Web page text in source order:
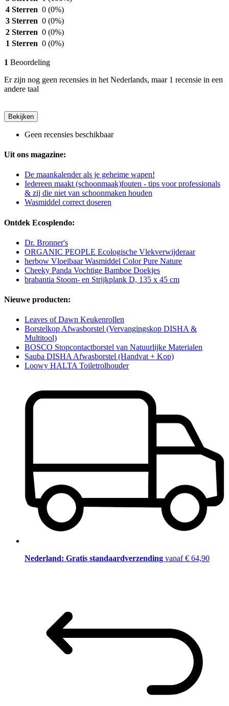
4 Sterren 0 (0%)
3 Sterren 0 (0%)
2 Sterren 0 (0%)
1 Sterren 0 (0%)
1 Beoordeling
Er zijn nog geen recensies in het Nederlands, maar 1 recensie in een
andere taal
Bekijken
Geen recensies beschikbaar
Uit ons magazine:
De maankalender als je geheime wapen!
Iedereen maakt (schoonmaak)fouten - tips voor professionals
& zij die niet van schoonmaken houden
Wasmiddel correct doseren
Ontdek Ecosplendo:
Dr. Bronner's
ORGANIC PEOPLE Ecologische Vlekverwijderaar
herbow Vloeibaar Wasmiddel Color Pure Nature
Cheeky Panda Vochtige Bamboe Doekjes
brabantia Stoom- en Strijkplank D, 135 x 45 cm
Nieuwe producten:
Leaves of Dawn Keukenrollen
Borstelkop Afwasborstel (Vervangingskop DISHA &
Multitool)
BOSCO Stopcontactborstel van Natuurlijke Materialen
Sauba DISHA Afwasborstel (Handvat + Kop)
Loowy HALTA Toiletrolhouder
Nederland: Gratis standaardverzending vanaf € 64,90